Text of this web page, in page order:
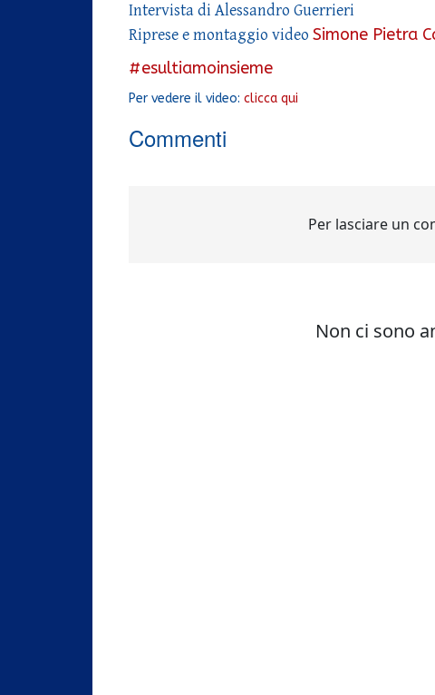
Intervista di Alessandro Guerrieri
Riprese e montaggio video Simone Pietra
#esultiamoinsieme
Per vedere il video: clicca qui
Commenti